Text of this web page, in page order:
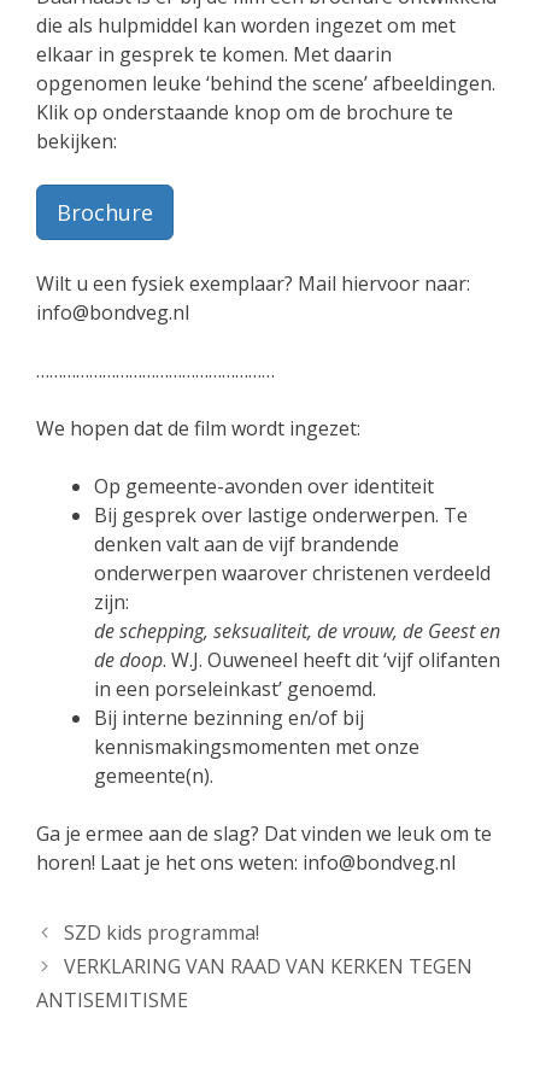
die als hulpmiddel kan worden ingezet om met
elkaar in gesprek te komen. Met daarin
opgenomen leuke ‘behind the scene’ afbeeldingen.
Klik op onderstaande knop om de brochure te
bekijken:
Brochure
Wilt u een fysiek exemplaar? Mail hiervoor naar:
info@bondveg.nl
………………………………………………
We hopen dat de film wordt ingezet:
Op gemeente-avonden over identiteit
Bij gesprek over lastige onderwerpen. Te
denken valt aan de vijf brandende
onderwerpen waarover christenen verdeeld
zijn:
de schepping, seksualiteit, de vrouw, de Geest en
de doop. W.J. Ouweneel heeft dit ‘vijf olifanten
in een porseleinkast’ genoemd.
Bij interne bezinning en/of bij
kennismakingsmomenten met onze
gemeente(n).
Ga je ermee aan de slag? Dat vinden we leuk om te
horen! Laat je het ons weten: info@bondveg.nl
SZD kids programma!
VERKLARING VAN RAAD VAN KERKEN TEGEN
ANTISEMITISME